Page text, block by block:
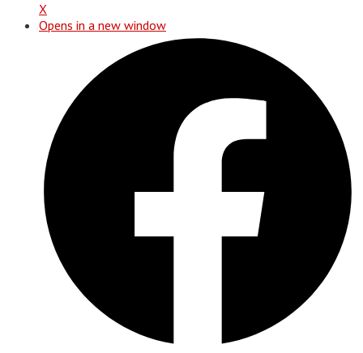
X
Opens in a new window